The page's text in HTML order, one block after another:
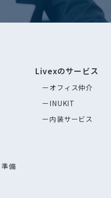
備
Livexのサービス
オフィス仲介
INUKIT
内装サービス